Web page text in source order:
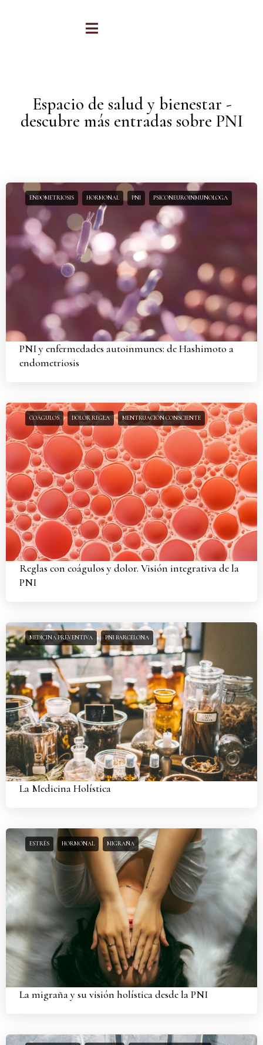
Espacio de salud y bienestar -
descubre más entradas sobre PNI
ENDOMETRIOSIS HORMONAL PNI PSICONEUROINMUNOLOGA
PNI y enfermedades autoinmunes: de Hashimoto a
endometriosis
COÁGULOS DOLOR REGLA MENTRUACIÓN CONSCIENTE
Reglas con coágulos y dolor. Visión integrativa de la
PNI
MEDICINA PREVENTIVA PNI BARCELONA
La Medicina Holística
ESTRÉS HORMONAL MIGRAÑA
La migraña y su visión holística desde la PNI